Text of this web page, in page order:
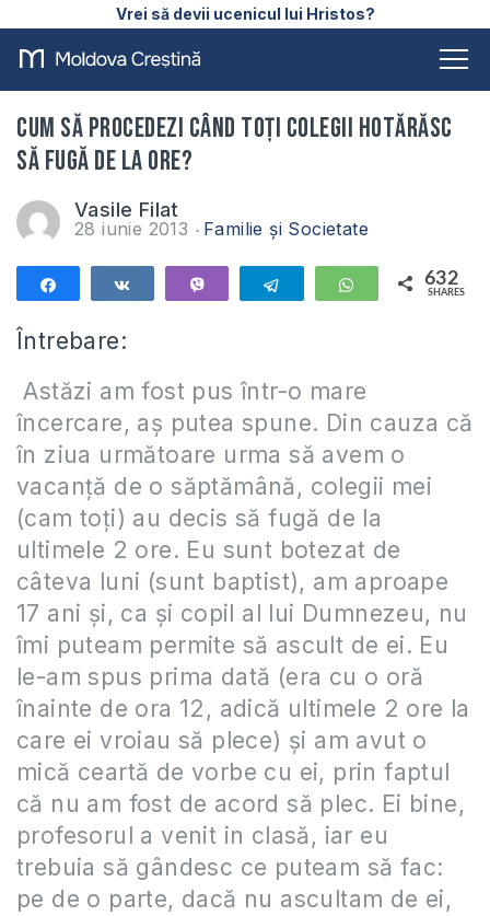
Vrei să devii ucenicul lui Hristos?
Cum să procedezi când toți colegii hotărăsc
să fugă de la ore?
Vasile Filat
28 iunie 2013 Familie și Societate
Telegram WhatsApp
632
SHARES
Întrebare:
Astăzi am fost pus într-o mare
încercare, aș putea spune. Din cauza că
în ziua următoare urma să avem o
vacanță de o săptămână, colegii mei
(cam toți) au decis să fugă de la
ultimele 2 ore. Eu sunt botezat de
câteva luni (sunt baptist), am aproape
17 ani și, ca și copil al lui Dumnezeu, nu
îmi puteam permite să ascult de ei. Eu
le-am spus prima dată (era cu o oră
înainte de ora 12, adică ultimele 2 ore la
care ei vroiau să plece) și am avut o
mică ceartă de vorbe cu ei, prin faptul
că nu am fost de acord să plec. Ei bine,
profesorul a venit in clasă, iar eu
trebuia să gândesc ce puteam să fac:
pe de o parte, dacă nu ascultam de ei,